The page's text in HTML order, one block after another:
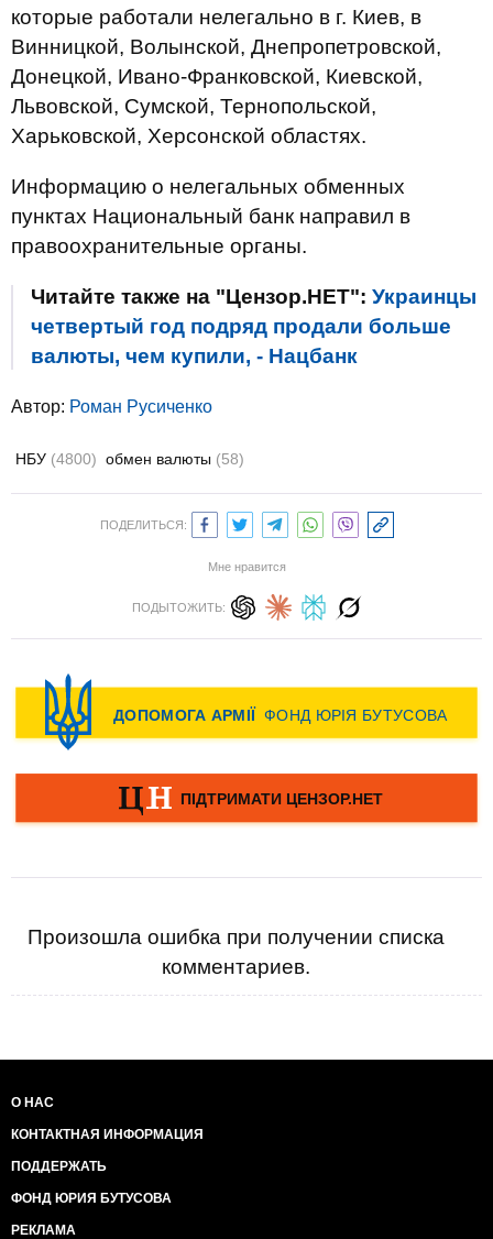
которые работали нелегально в г. Киев, в
Винницкой, Волынской, Днепропетровской,
Донецкой, Ивано-Франковской, Киевской,
Львовской, Сумской, Тернопольской,
Харьковской, Херсонской областях.
Информацию о нелегальных обменных
пунктах Национальный банк направил в
правоохранительные органы.
Читайте также на "Цензор.НЕТ": Украинцы
четвертый год подряд продали больше
валюты, чем купили, - Нацбанк
Автор: Роман Русиченко
НБУ (4800) обмен валюты (58)
ПОДЕЛИТЬСЯ:
Мне нравится
ПОДЫТОЖИТЬ:
Произошла ошибка при получении списка
комментариев.
О НАС
КОНТАКТНАЯ ИНФОРМАЦИЯ
ПОДДЕРЖАТЬ
ФОНД ЮРИЯ БУТУСОВА
РЕКЛАМА